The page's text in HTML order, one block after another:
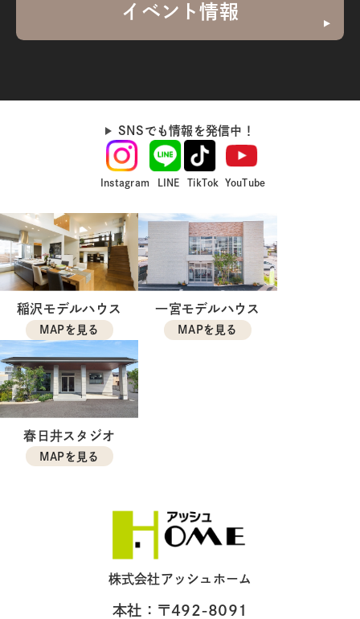
イベント情報
SNSでも情報を発信中！
Instagram LINE TikTok YouTube
稲沢モデルハウス
MAPを見る
一宮モデルハウス
MAPを見る
春日井スタジオ
MAPを見る
株式会社アッシュホーム
本社：〒492-8091